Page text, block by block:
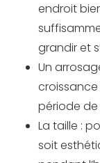
endroit
grandir et
Un
croissance
période
La taille :
soit